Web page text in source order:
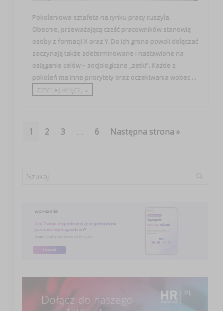
Pokoleniowa sztafeta na rynku pracy ruszyła.
Obecnie, przeważającą cześć pracowników stanowią
osoby z formacji X oraz Y. Do ich grona powoli dołączać
zaczynają także zdeterminowane i nastawione na
osiąganie celów – socjologiczne „zetki”. Każde z
pokoleń ma inne priorytety oraz oczekiwania wobec ...
CZYTAJ WIĘCEJ +
1 2 3 6 Następna strona »